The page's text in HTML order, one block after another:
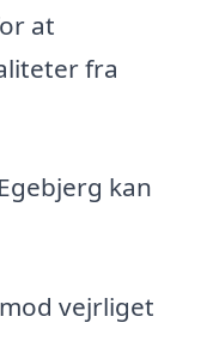
at
fra
kan
vejrliget